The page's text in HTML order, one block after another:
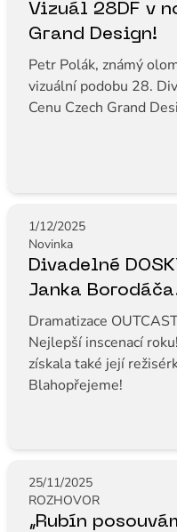
Vizuál 28DF v
Grand Design!
Petr Polák, známý
vizuální podobu 28.
Cenu Czech Grand
1/12/2025
Novinka
Divadelné
Janka
Dramatizace
Nejlepší inscenací
získala také její
Blahopřejeme!
25/11/2025
ROZHOVOR
„Rubín